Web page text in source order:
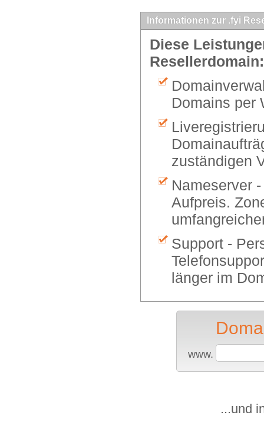
Informationen zur .fyi
Diese
Resellerdomain:
Domains per
zuständigen
Nameserver
Aufpreis.
Support -
länger im
www.
...und